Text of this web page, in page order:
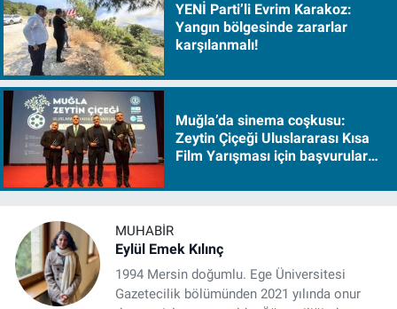
YENİ Parti’li Evrim Karakoz:
Yangın bölgesinde zararlar
karşılanmalı!
Muğla’da sinema coşkusu:
Zeytin Çiçeği Uluslararası Kısa
Film Yarışması için başvurular
MUHABIR
Eylül Emek Kılınç
1994 Mersin doğumlu. Ege Üniversitesi
Gazetecilik bölümünden 2021 yılında onur